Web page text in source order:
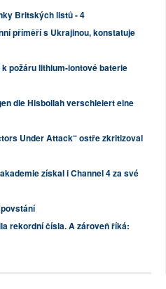
Britských listů - 4
příměří s Ukrajinou, konstatuje
požáru lithium-iontové baterie
die Hisbollah verschleiert eine
Under Attack“ ostře zkritizoval
získal i Channel 4 za své
rekordní čísla. A zároveň říká: